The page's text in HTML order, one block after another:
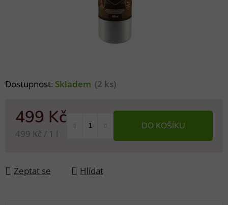
Dostupnost: Skladem (2 ks)
499 Kč
Měrná cena:
499 Kč / 1 l
DO KOŠÍKU
Zeptat se Hlídat